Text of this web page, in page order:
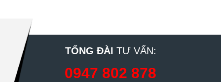
TỔNG ĐÀI TƯ VẤN:
0947 802 878